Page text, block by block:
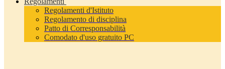
Regolamenti d'Istituto
Regolamento di disciplina
Patto di Corresponsabilità
Comodato d'uso gratuito PC